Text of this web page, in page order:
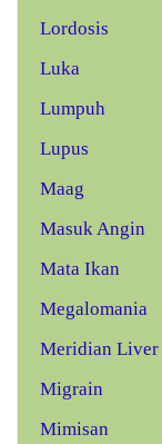
Lordosis
Luka
Lumpuh
Lupus
Maag
Masuk Angin
Mata Ikan
Megalomania
Meridian Liver
Migrain
Mimisan